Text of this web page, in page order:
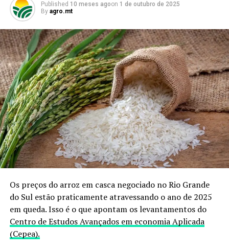
Published 10 meses agoon 1 de outubro de 2025
By agro.mt
Os preços do arroz em casca negociado no Rio Grande
do Sul estão praticamente atravessando o ano de 2025
em queda. Isso é o que apontam os levantamentos do
Centro de Estudos Avançados em economia Aplicada
(Cepea).